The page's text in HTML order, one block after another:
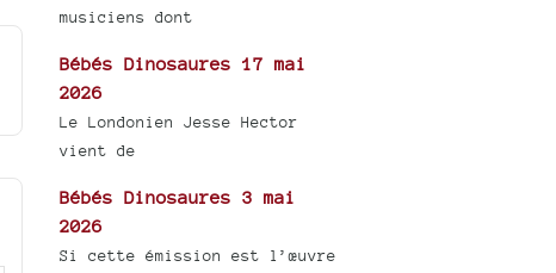
musiciens dont
Bébés Dinosaures 17 mai
2026
Le Londonien Jesse Hector
vient de
Bébés Dinosaures 3 mai
2026
Si cette émission est l’œuvre